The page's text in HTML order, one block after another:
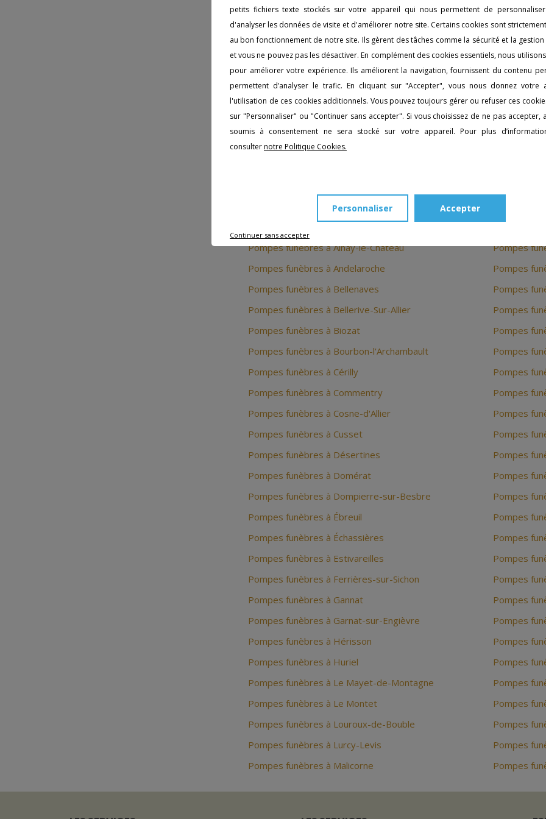
Choisir une assurance vous offre la certitude que vos obsèques se
libère sa famille du poids financier ainsi que des soucis de
vos dernières volontés soient respectées pour tout ce qui concerne
Expérience et suivi
Le but premier des pompes funèbres est de soutenir les Français
logistiques et administratifs. De plus, les agences placent en
employés sauront satisfaire les demandes, parfois intimes, des
attention à ce que toutes les étapes se passent correctement pour
Les autres agences à
Pompes funèbres à Ainay-le-Chateau
Pompes funèbres à Andelaroche
Pompes funèbres à Bellenaves
Pompes funèbres à Bellerive-Sur-Allier
Pompes funèbres à Biozat
Pompes funèbres à Bourbon-l'Archambault
Pompes funèbres à Cérilly
Pompes funèbres à Commentry
Pompes funèbres à Cosne-d'Allier
Pompes funèbres à Cusset
Pompes funèbres à Désertines
Pompes funèbres à Domérat
Pompes funèbres à Dompierre-sur-Besbre
Pompes funèbres à Ébreuil
Pompes funèbres à Échassières
Pompes funèbres à Estivareilles
Pompes funèbres à Ferrières-sur-Sichon
Pompes funèbres à Gannat
Pompes funèbres à Garnat-sur-Engièvre
Pompes funèbres à Hérisson
Pompes funèbres à Huriel
Pompes funèbres à Le Mayet-de-Montagne
Pompes funèbres à Le Montet
Pompes funèbres à Louroux-de-Bouble
Pompes funèbres à Lurcy-Levis
Pompes funèbres à Malicorne
Pompes
Pompes
Pompes
Pompes
Pompes
Pompes
Pompes
Pompes
Pompes
Pompes
Pompes
Pompes
Pompes
Pompes
Pompes
Pompes
Pompes
Pompes
Pompes
Pompes
Pompes
Pompes
Pompes
Pompes
Pompes
Pompes
petits fichiers texte stockés sur votre appareil qui nous permettent de
d'analyser les données de visite et d'améliorer notre site. Certains cookies sont
au bon fonctionnement de notre site. Ils gèrent des tâches comme la sécurité et la gestion
et vous ne pouvez pas les désactiver. En complément des cookies essentiels, nous
pour améliorer votre expérience. Ils améliorent la navigation, fournissent du contenu
permettent d’analyser le trafic. En cliquant sur "Accepter", vous nous donnez votre
l'utilisation de ces cookies additionnels. Vous pouvez toujours gérer ou refuser ces
sur "Personnaliser" ou "Continuer sans accepter". Si vous choisissez de ne pas accepter,
soumis à consentement ne sera stocké sur votre appareil. Pour plus
consulternotre Politique Cookies.
Continuer sans accepter
Personnaliser Accepter